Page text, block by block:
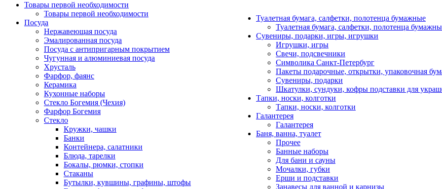
Товары первой необходимости
Товары первой необходимости
Посуда
Нержавеющая посуда
Эмалированная посуда
Посуда с антипригарным покрытием
Чугунная и алюминиевая посуда
Хрусталь
Фарфор, фаянс
Керамика
Кухонные наборы
Стекло Богемия (Чехия)
Фарфор Богемия
Стекло
Кружки, чашки
Банки
Контейнера, салатники
Блюда, тарелки
Бокалы, рюмки, стопки
Стаканы
Бутылки, кувшины, графины, штофы
Туалетная бумага, салфетки, полотенца бумажные
Туалетная бумага, салфетки, полотенца
Сувениры, подарки, игры, игрушки
Игрушки, игры
Свечи, подсвечники
Символика Санкт-Петербург
Пакеты подарочные, открытки, упаковочная
Сувениры, подарки
Шкатулки, сундуки, кофры подставки для
Тапки, носки, колготки
Тапки, носки, колготки
Галантерея
Галантерея
Баня, ванна, туалет
Прочее
Банные наборы
Для бани и сауны
Мочалки, губки
Ерши и подставки
Занавесы для ванной и карнизы